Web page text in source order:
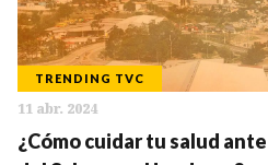
TRENDING TVC
11 abr. 2024
¿Cómo cuidar tu salud